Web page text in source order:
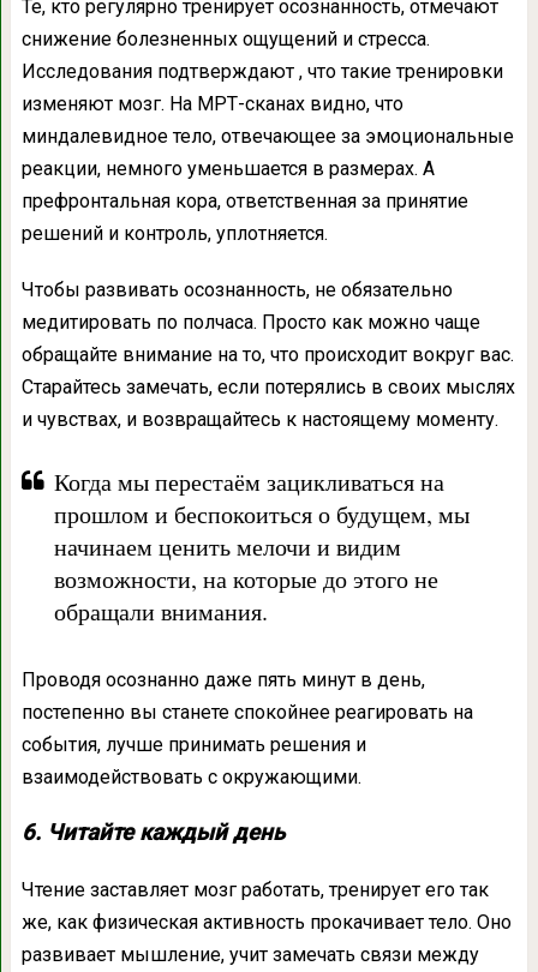
Те, кто регулярно тренирует осознанность, отмечают
снижение болезненных ощущений и стресса.
Исследования подтверждают , что такие тренировки
изменяют мозг. На МРТ-сканах видно, что
миндалевидное тело, отвечающее за эмоциональные
реакции, немного уменьшается в размерах. А
префронтальная кора, ответственная за принятие
решений и контроль, уплотняется.
Чтобы развивать осознанность, не обязательно
медитировать по полчаса. Просто как можно чаще
обращайте внимание на то, что происходит вокруг вас.
Старайтесь замечать, если потерялись в своих мыслях
и чувствах, и возвращайтесь к настоящему моменту.
Когда мы перестаём зацикливаться на
прошлом и беспокоиться о будущем, мы
начинаем ценить мелочи и видим
возможности, на которые до этого не
обращали внимания.
Проводя осознанно даже пять минут в день,
постепенно вы станете спокойнее реагировать на
события, лучше принимать решения и
взаимодействовать с окружающими.
6. Читайте каждый день
Чтение заставляет мозг работать, тренирует его так
же, как физическая активность прокачивает тело. Оно
развивает мышление, учит замечать связи между